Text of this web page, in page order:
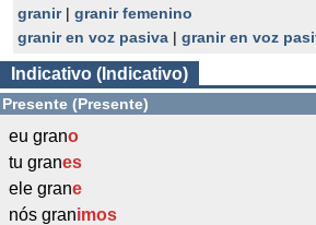
granir| granir femenino
granir en voz pasiva | granir en voz
Indicativo (Indicativo)
Presente (Presente)
eu grano
tu granes
ele grane
nós granimos